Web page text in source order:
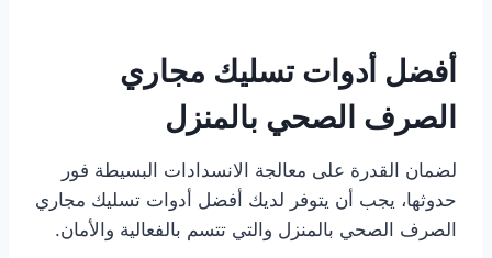
أفضل أدوات تسليك مجاري
الصرف الصحي بالمنزل
لضمان القدرة على معالجة الانسدادات البسيطة فور
حدوثها، يجب أن يتوفر لديك أفضل أدوات تسليك مجاري
الصرف الصحي بالمنزل والتي تتسم بالفعالية والأمان.